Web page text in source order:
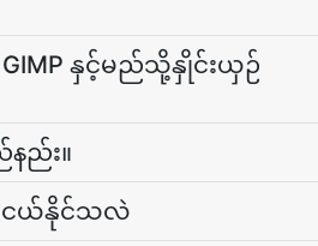
နှင့်မည်သို့နှိုင်းယှဉ်
နည်း။
းငယ်နိုင်သလဲ